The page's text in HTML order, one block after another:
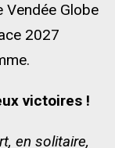
Vendée Globe
2027
victoires !
en solitaire,